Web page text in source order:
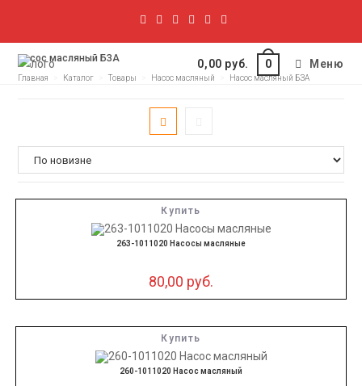
0,00 руб. 0 Меню
Насос масляный БЗА
Главная Каталог Товары Насос масляный Насос масляный БЗА
Купить
263-1011020 Насосы масляные
80,00 руб.
Купить
260-1011020 Насос масляный